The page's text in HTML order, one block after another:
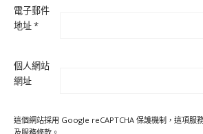
電子郵件
地址*
個人網站
網址
這個網站採用 Google reCAPTCHA 保護機制，這項服